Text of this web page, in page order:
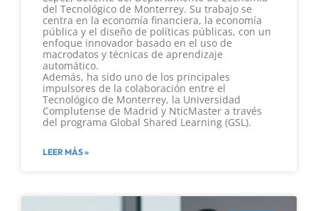
del Tecnológico de Monterrey. Su trabajo se
centra en la economía financiera, la economía
pública y el diseño de políticas públicas, con un
enfoque innovador basado en el uso de
macrodatos y técnicas de aprendizaje
automático.
Además, ha sido uno de los principales
impulsores de la colaboración entre el
Tecnológico de Monterrey, la Universidad
Complutense de Madrid y NticMaster a través
del programa Global Shared Learning (GSL).
LEER MÁS »